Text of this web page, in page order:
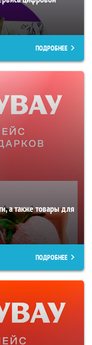
ПОДРОБНЕЕ
а также товары для
ПОДРОБНЕЕ